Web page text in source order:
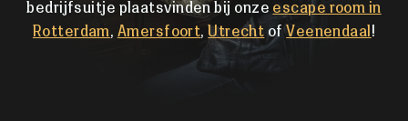
bedrijfsuitje plaatsvinden bij onze escape room in
Rotterdam, Amersfoort, Utrecht ofVeenendaal !